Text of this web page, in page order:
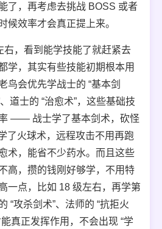
了，再考虑去挑战 BOSS 或者
候效率才会真正提上来。
右，看到能学技能了就赶紧去
学，其实有些技能初期根本用
鸟会优先学战士的 “基本剑
道士的 “治愈术”，这些基础技
—— 战士学了基本剑术，砍怪
了火球术，远程攻击不用再跑
术，能省不少药水。而且这些
高，攒的钱刚好够学，不用特
一点，比如 18 级左右，再学第
“攻杀剑术”、法师的 “抗拒火
真正发挥作用，不会出现 “学